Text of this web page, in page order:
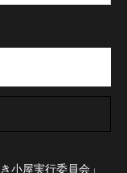
小屋実行委員会」